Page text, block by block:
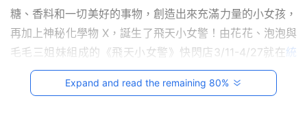
車
與
生
活
糖、香料和一切美好的事物，創造出來充滿力量的小女孩，
再加上神秘化學物 X，誕生了飛天小女警！由花花、泡泡與
毛毛三姐妹組成的《飛天小女警》快閃店3/11-4/27就在統
一時代百貨高雄店1樓！現場打造七大拍照打卡點，進店前
和有著飛天小女警、魔人啾啾、多金公主及毛茸怪獸的「愛
Expand and read the remaining 80%